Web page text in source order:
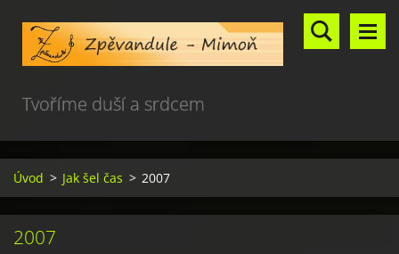
Tvoříme duší a srdcem
Úvod > Jak šel čas > 2007
2007